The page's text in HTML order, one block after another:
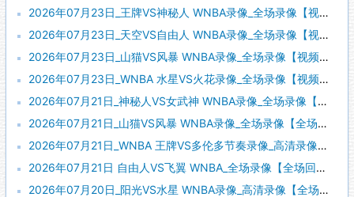
2026年07月23日_王牌VS神秘人 WNBA录像_全场录像【视频集锦】
2026年07月23日_天空VS自由人 WNBA录像_全场录像【视频集锦】
2026年07月23日_山猫VS风暴 WNBA录像_全场录像【视频集锦】
2026年07月23日_WNBA 水星VS火花录像_全场录像【视频集锦】
2026年07月21日_神秘人VS女武神 WNBA录像_全场录像【视频集锦】
2026年07月21日_山猫VS风暴 WNBA录像_全场录像【全场回放】
2026年07月21日_WNBA 王牌VS多伦多节奏录像_高清录像【全场回放】
2026年07月21日 自由人VS飞翼 WNBA_全场录像【全场回放】
2026年07月20日_阳光VS水星 WNBA录像_高清录像【全场回放】